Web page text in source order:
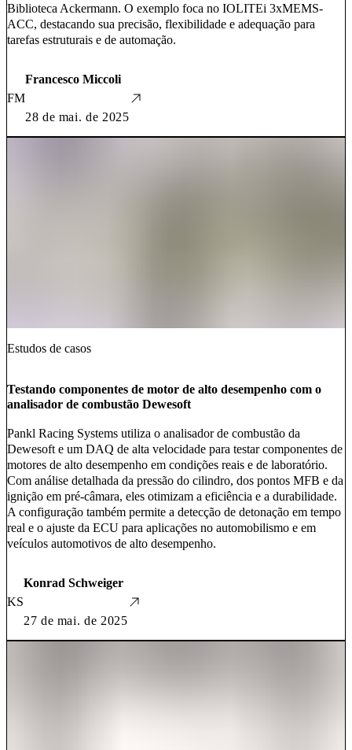
Biblioteca Ackermann. O exemplo foca no IOLITEi 3xMEMS-
ACC, destacando sua precisão, flexibilidade e adequação para
tarefas estruturais e de automação.
FM
Francesco Miccoli
28 de mai. de 2025
Estudos de casos
Testando componentes de motor de alto desempenho com o
analisador de combustão Dewesoft
Pankl Racing Systems utiliza o analisador de combustão da
Dewesoft e um DAQ de alta velocidade para testar componentes de
motores de alto desempenho em condições reais e de laboratório.
Com análise detalhada da pressão do cilindro, dos pontos MFB e da
ignição em pré-câmara, eles otimizam a eficiência e a durabilidade.
A configuração também permite a detecção de detonação em tempo
real e o ajuste da ECU para aplicações no automobilismo e em
veículos automotivos de alto desempenho.
KS
Konrad Schweiger
27 de mai. de 2025